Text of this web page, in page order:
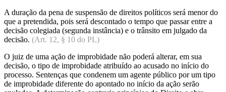
A duração da pena de suspensão de direitos políticos será menor do
que a pretendida, pois será descontado o tempo que passar entre a
decisão colegiada (segunda instância) e o trânsito em julgado da
decisão. (Art. 12, § 10 do PL)
O juiz de uma ação de improbidade não poderá alterar, em sua
decisão, o tipo de improbidade atribuído ao acusado no início do
processo. Sentenças que condenem um agente público por um tipo
de improbidade diferente do apontado no início da ação serão